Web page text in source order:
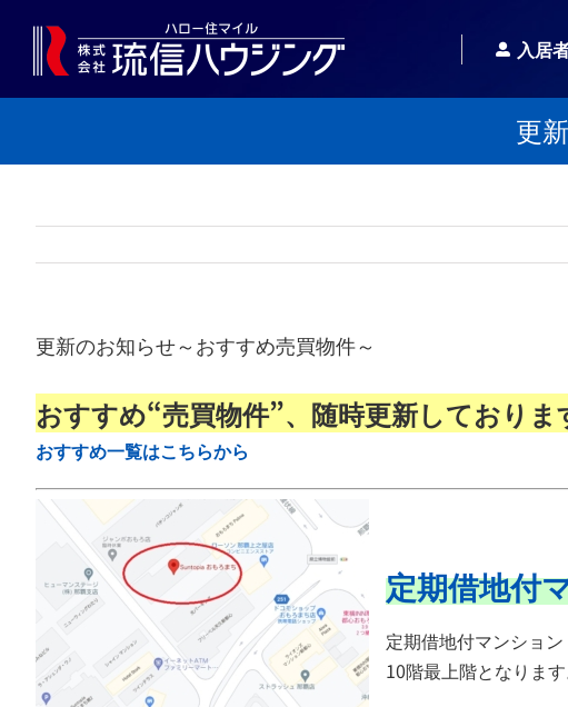
content
入居
更
更新のお知らせ～おすすめ売買物件～
おすすめ“売買物件”、随時更新しておりま
おすすめ一覧はこちらから
定期借地付
定期借地付マンショ
10階最上階となります